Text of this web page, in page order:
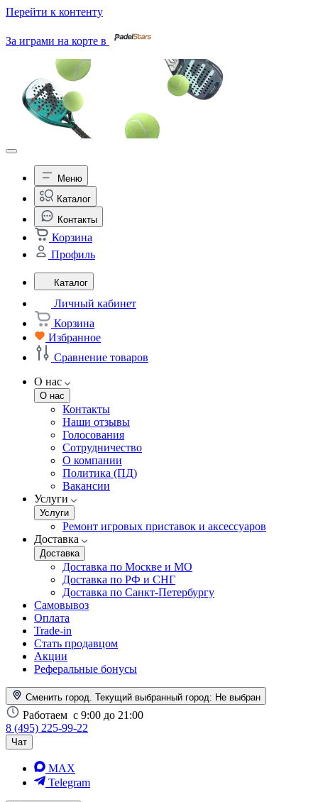
Перейти к контенту
За играми на корте в
Меню
Каталог
Контакты
Корзина
Профиль
Каталог
Личный кабинет
Корзина
Избранное
Сравнение товаров
О нас
О нас
Контакты
Наши отзывы
Голосования
Сотрудничество
О компании
Политика (ПД)
Вакансии
Услуги
Услуги
Ремонт игровых приставок и аксессуаров
Доставка
Доставка
Доставка по Москве и МО
Доставка по РФ и СНГ
Доставка по Санкт-Петербургу
Самовывоз
Оплата
Trade-in
Стать продавцом
Акции
Реферальные бонусы
Сменить город. Текущий выбранный город: Не выбран
Работаем с 9:00 до 21:00
8 (495) 225-99-22
Чат
MAX
Telegram